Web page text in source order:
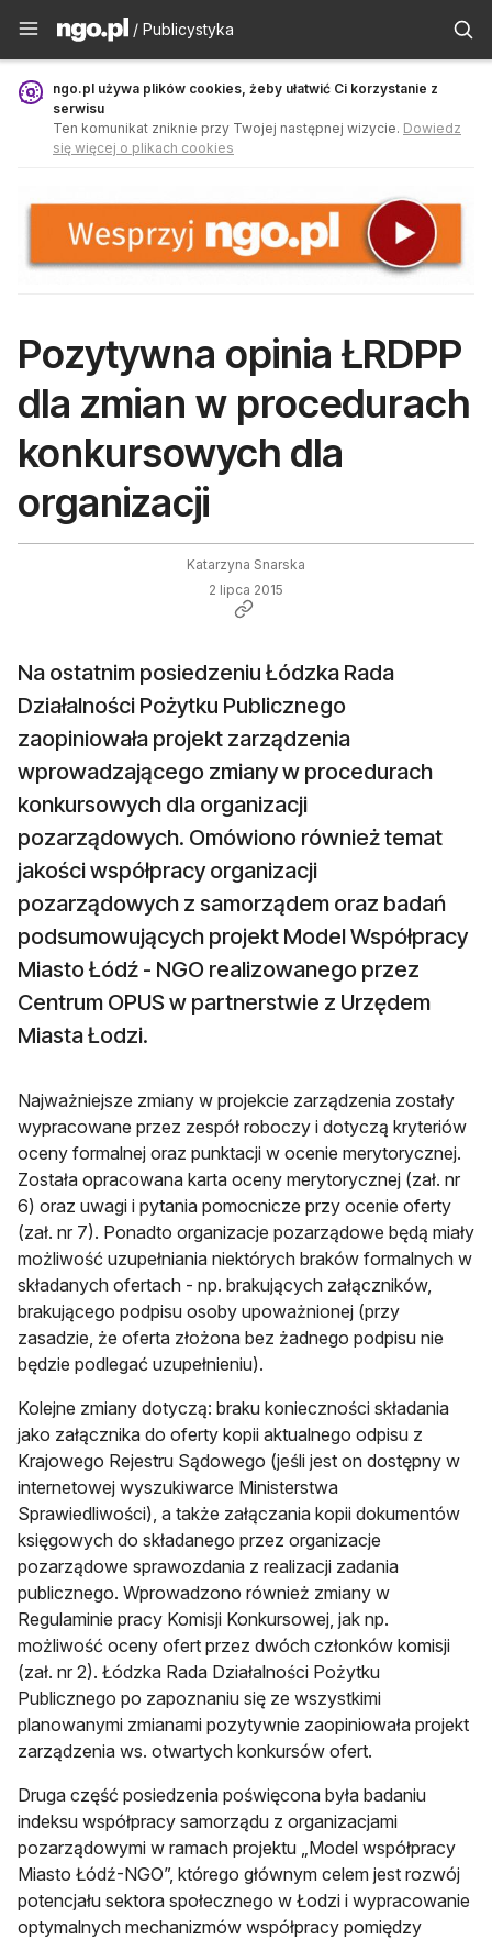
Publicystyka - ngo.pl
/ Publicystyka
ngo.pl używa plików cookies, żeby ułatwić Ci korzystanie z
serwisu
Ten komunikat zniknie przy Twojej następnej wizycie. Dowiedz
się więcej o plikach cookies
Pozytywna opinia ŁRDPP
dla zmian w procedurach
konkursowych dla
organizacji
Katarzyna Snarska
2 lipca 2015
Na ostatnim posiedzeniu Łódzka Rada
Działalności Pożytku Publicznego
zaopiniowała projekt zarządzenia
wprowadzającego zmiany w procedurach
konkursowych dla organizacji
pozarządowych. Omówiono również temat
jakości współpracy organizacji
pozarządowych z samorządem oraz badań
podsumowujących projekt Model Współpracy
Miasto Łódź - NGO realizowanego przez
Centrum OPUS w partnerstwie z Urzędem
Miasta Łodzi.
Najważniejsze zmiany w projekcie zarządzenia zostały
wypracowane przez zespół roboczy i dotyczą kryteriów
oceny formalnej oraz punktacji w ocenie merytorycznej.
Została opracowana karta oceny merytorycznej (zał. nr
6) oraz uwagi i pytania pomocnicze przy ocenie oferty
(zał. nr 7). Ponadto organizacje pozarządowe będą miały
możliwość uzupełniania niektórych braków formalnych w
składanych ofertach - np. brakujących załączników,
brakującego podpisu osoby upoważnionej (przy
zasadzie, że oferta złożona bez żadnego podpisu nie
będzie podlegać uzupełnieniu).
Kolejne zmiany dotyczą: braku konieczności składania
jako załącznika do oferty kopii aktualnego odpisu z
Krajowego Rejestru Sądowego (jeśli jest on dostępny w
internetowej wyszukiwarce Ministerstwa
Sprawiedliwości), a także załączania kopii dokumentów
księgowych do składanego przez organizacje
pozarządowe sprawozdania z realizacji zadania
publicznego. Wprowadzono również zmiany w
Regulaminie pracy Komisji Konkursowej, jak np.
możliwość oceny ofert przez dwóch członków komisji
(zał. nr 2). Łódzka Rada Działalności Pożytku
Publicznego po zapoznaniu się ze wszystkimi
planowanymi zmianami pozytywnie zaopiniowała projekt
zarządzenia ws. otwartych konkursów ofert.
Druga część posiedzenia poświęcona była badaniu
indeksu współpracy samorządu z organizacjami
pozarządowymi w ramach projektu „Model współpracy
Miasto Łódź-NGO”, którego głównym celem jest rozwój
potencjału sektora społecznego w Łodzi i wypracowanie
optymalnych mechanizmów współpracy pomiędzy